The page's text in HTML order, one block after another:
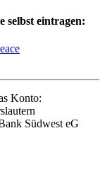
selbst eintragen:
Konto:
Südwest eG